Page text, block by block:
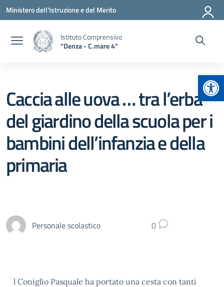
Vai ai contenuti
Vai al menu di navigazione
Vai al footer
Ministero dell'Istruzione e del Merito
Istituto Comprensivo
"Denza - C.mare 4"
Caccia alle uova … tra l’erba
del giardino della scuola per i
bambini dell’infanzia e della
primaria
Personale scolastico 0
l Coniglio Pasquale ha portato una cesta con tanti